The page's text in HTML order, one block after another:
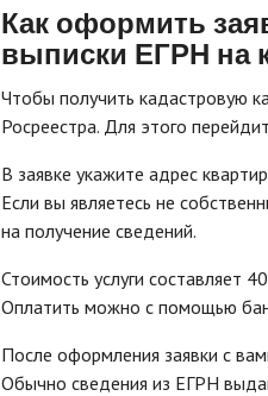
Как оформить
выписки ЕГРН на
Чтобы получить кадастровую
Росреестра. Для этого
В заявке укажите адрес
Если вы являетесь не
на получение сведений.
Стоимость услуги составляет
Оплатить можно с помощью
После оформления заявки с
Обычно сведения из ЕГРН